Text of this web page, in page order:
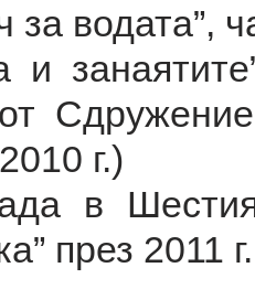
за водата”,
и
г.)
в
през 2011